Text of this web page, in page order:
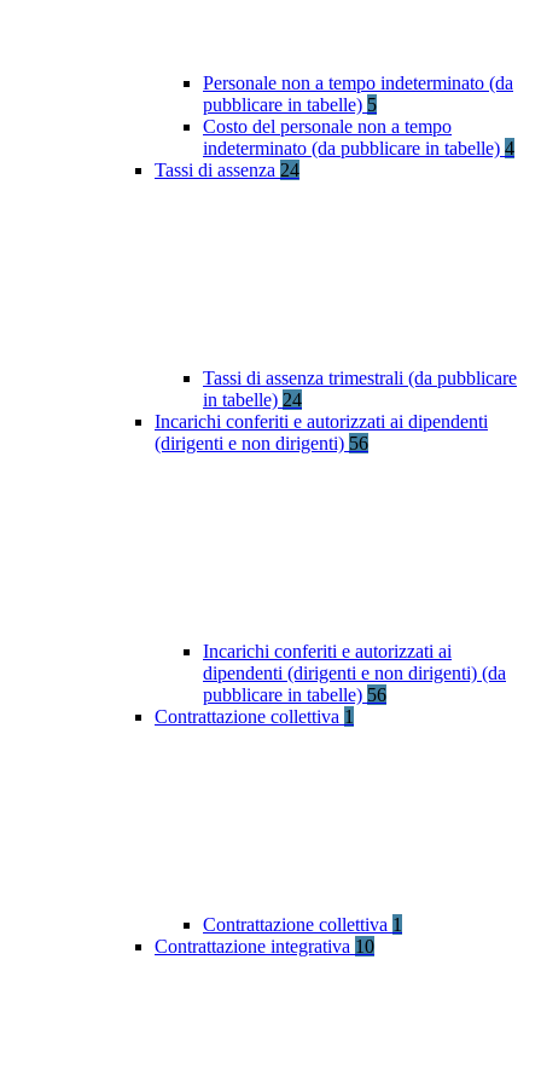
Personale non a tempo indeterminato (da
pubblicare in tabelle) 5
Costo del personale non a tempo
indeterminato (da pubblicare in tabelle) 4
Tassi di assenza 24
Tassi di assenza trimestrali (da pubblicare
in tabelle) 24
Incarichi conferiti e autorizzati ai dipendenti
(dirigenti e non dirigenti) 56
Incarichi conferiti e autorizzati ai
dipendenti (dirigenti e non dirigenti) (da
pubblicare in tabelle) 56
Contrattazione collettiva 1
Contrattazione collettiva 1
Contrattazione integrativa 10